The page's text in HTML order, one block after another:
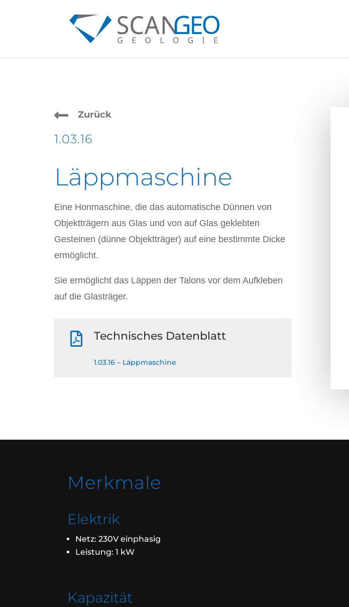
 Zurück
1.03.16
Läppmaschine
Eine Honmaschine, die das automatische Dünnen von
Objektträgern aus Glas und von auf Glas geklebten
Gesteinen (dünne Objektträger) auf eine bestimmte Dicke
ermöglicht.
Sie ermöglicht das Läppen der Talons vor dem Aufkleben
auf die Glasträger.
 Technisches Datenblatt
1.03.16 – Läppmaschine
Merkmale
Elektrik
Netz: 230V einphasig
Leistung: 1 kW
Kapazität